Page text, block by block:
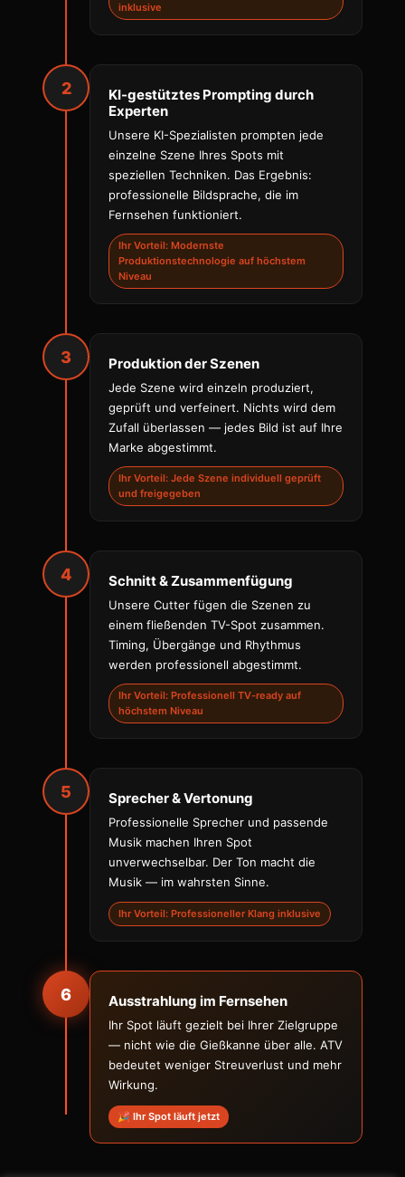
inklusive
2
KI-gestütztes Prompting durch
Experten
Unsere KI-Spezialisten prompten jede
einzelne Szene Ihres Spots mit
speziellen Techniken. Das Ergebnis:
professionelle Bildsprache, die im
Fernsehen funktioniert.
Ihr Vorteil: Modernste
Produktionstechnologie auf höchstem
Niveau
3 Produktion der Szenen
Jede Szene wird einzeln produziert,
geprüft und verfeinert. Nichts wird dem
Zufall überlassen — jedes Bild ist auf Ihre
Marke abgestimmt.
Ihr Vorteil: Jede Szene individuell geprüft
und freigegeben
4 Schnitt & Zusammenfügung
Unsere Cutter fügen die Szenen zu
einem fließenden TV-Spot zusammen.
Timing, Übergänge und Rhythmus
werden professionell abgestimmt.
Ihr Vorteil: Professionell TV-ready auf
höchstem Niveau
5 Sprecher & Vertonung
Professionelle Sprecher und passende
Musik machen Ihren Spot
unverwechselbar. Der Ton macht die
Musik — im wahrsten Sinne.
Ihr Vorteil: Professioneller Klang inklusive
6 Ausstrahlung im Fernsehen
Ihr Spot läuft gezielt bei Ihrer Zielgruppe
— nicht wie die Gießkanne über alle. ATV
bedeutet weniger Streuverlust und mehr
Wirkung.
🎉 Ihr Spot läuft jetzt